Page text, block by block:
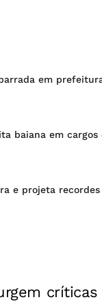
em
baiana em cargos
e projeta